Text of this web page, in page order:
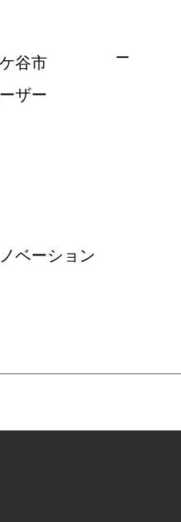
谷市
ザー
ベーション
ー